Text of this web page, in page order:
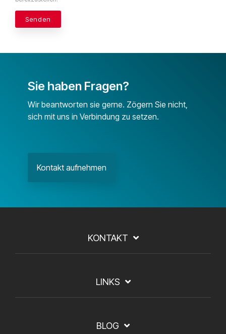
Sie haben Fragen?
Wir beantworten sie gerne. Zögern Sie nicht,
sich mit uns in Verbindung zu setzen.
Kontakt aufnehmen
KONTAKT
LINKS
BLOG